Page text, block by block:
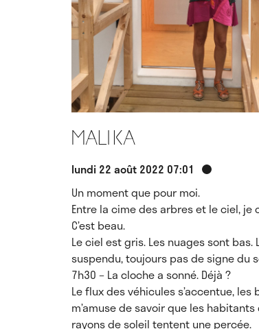
Malika
lundi 22 août 2022 07:01
Un moment que pour moi.
Entre la cime des arbres et le ciel, je
C’est beau.
Le ciel est gris. Les nuages sont
suspendu, toujours pas de signe du
7h30 – La cloche a sonné. Déjà ?
Le flux des véhicules s’accentue,
m’amuse de savoir que les
rayons de soleil tentent une percée.